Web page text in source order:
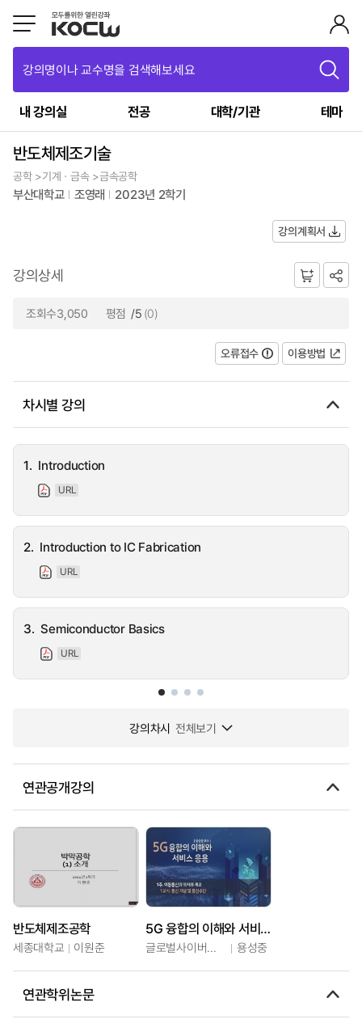
강의명이나 교수명을 검색해보세요
내 강의실 전공 대학/기관 테마
반도체제조기술
공학 >기계ㆍ금속 >금속공학
부산대학교 조영래 2023년 2학기
강의계획서
강의상세
조회수3,050 평점 /5 (0)
오류접수 이용방법
차시별 강의
1. Introduction
URL
2. Introduction to IC Fabrication
URL
3. Semiconductor Basics
URL
강의차시 전체보기
연관공개강의
반도체제조공학
세종대학교 이원준
5G 융합의 이해와 서비스 응용
글로벌사이버대학교 용성중
연관학위논문